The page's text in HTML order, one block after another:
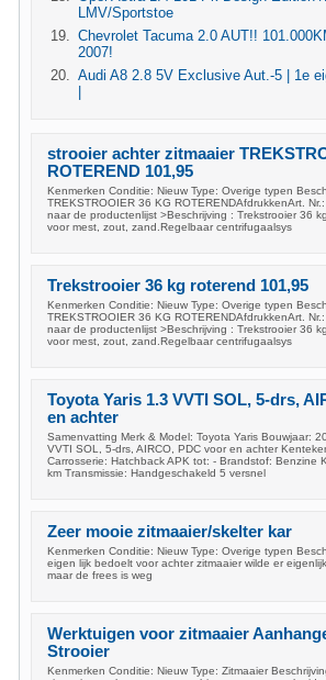
LMV/Sportstoe
Chevrolet Tacuma 2.0 AUT!!
2007!
Audi A8 2.8 5V Exclusive Aut.-5 | 1e
strooier achter zitmaaier
ROTEREND 101,95
Kenmerken Conditie: Nieuw Type: Overige typen
TREKSTROOIER 36 KG ROTERENDAfdrukkenArt.
naar de productenlijst >Beschrijving : Trekstrooier 36
voor mest, zout, zand.Regelbaar centrifugaalsys
Trekstrooier 36 kg roterend 101,95
Kenmerken Conditie: Nieuw Type: Overige typen
TREKSTROOIER 36 KG ROTERENDAfdrukkenArt.
naar de productenlijst >Beschrijving : Trekstrooier 36
voor mest, zout, zand.Regelbaar centrifugaalsys
Toyota Yaris 1.3 VVTI SOL, 5-drs,
en achter
Samenvatting Merk & Model: Toyota Yaris Bouwjaar:
VVTI SOL, 5-drs, AIRCO, PDC voor en achter
Carrosserie: Hatchback APK tot: - Brandstof: Benzine
km Transmissie: Handgeschakeld 5 versnel
Zeer mooie zitmaaier/skelter kar
Kenmerken Conditie: Nieuw Type: Overige typen
eigen lijk bedoelt voor achter zitmaaier wilde er
maar de frees is weg
Werktuigen voor zitmaaier
Strooier
Kenmerken Conditie: Nieuw Type: Zitmaaier